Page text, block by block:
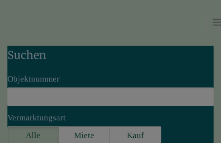
Suchen
Objektnummer
Vermarktungsart
Alle
Miete Kauf